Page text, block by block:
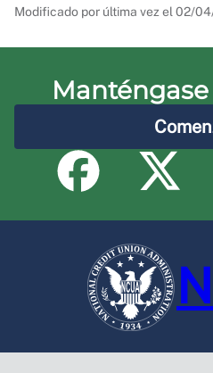
Modificado por última vez el 02/